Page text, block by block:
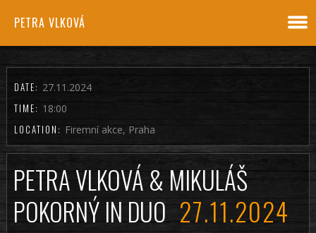
PETRA VLKOVÁ
DATE: 27.11.2024
TIME: 18:00
LOCATION: Firemní akce, Praha
PETRA VLKOVÁ & MIKULÁŠ
POKORNÝ IN DUO27.11.2024